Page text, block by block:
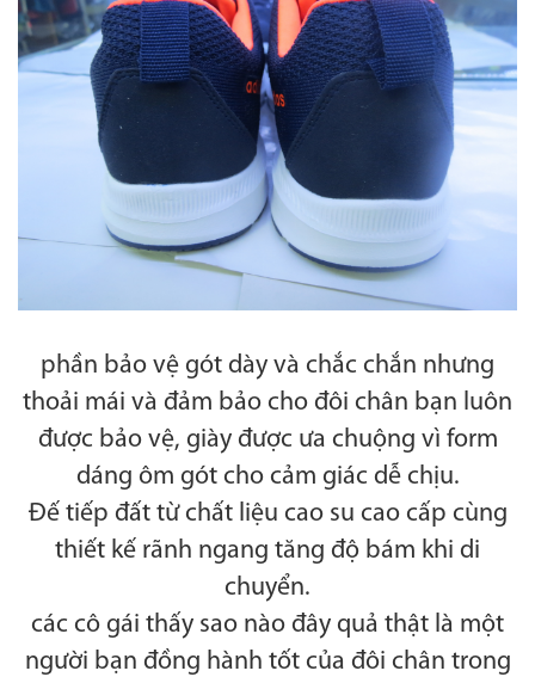
phần bảo vệ gót dày và chắc chắn nhưng
thoải mái và đảm bảo cho đôi chân bạn luôn
được bảo vệ, giày được ưa chuộng vì form
dáng ôm gót cho cảm giác dễ chịu.
Đế tiếp đất từ chất liệu cao su cao cấp cùng
thiết kế rãnh ngang tăng độ bám khi di
chuyển.
các cô gái thấy sao nào đây quả thật là một
người bạn đồng hành tốt của đôi chân trong